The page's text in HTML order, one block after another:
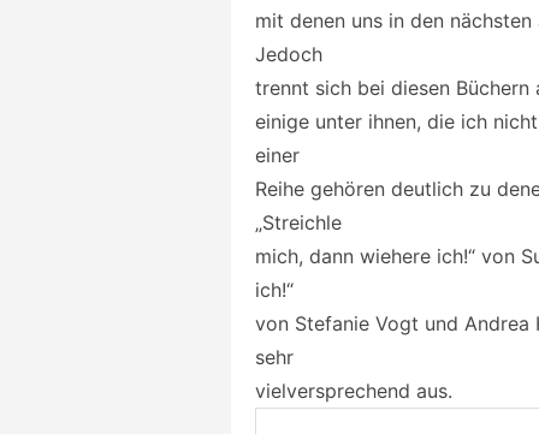
mit denen uns in den
Jedoch
trennt sich bei diesen
einige unter ihnen, die ich
einer
Reihe gehören deutlich zu
„Streichle
mich, dann wiehere ich!“ von
ich!“
von Stefanie Vogt und Andrea
sehr
vielversprechend aus.